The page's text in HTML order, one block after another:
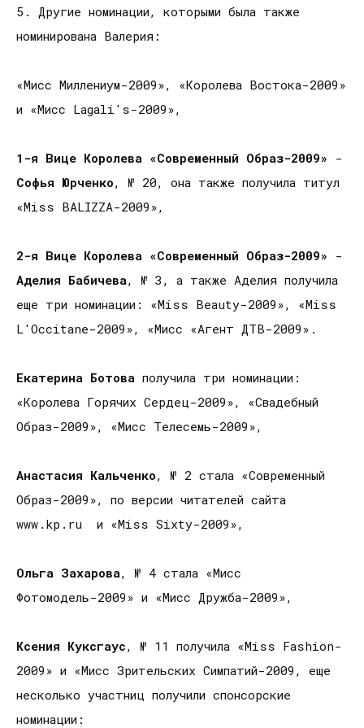
5. Другие номинации, которыми была также
номинирована Валерия:
«Мисс Миллениум-2009», «Королева Востока-2009»
и «Мисс Lagali's-2009»,
1-я Вице Королева «Современный Образ-2009» -
Софья Юрченко, № 20, она также получила титул
«Miss BALIZZA-2009»,
2-я Вице Королева «Современный Образ-2009» -
Аделия Бабичева, № 3, а также Аделия получила
еще три номинации: «Miss Beauty-2009», «Miss
L'Occitane-2009», «Мисс «Агент ДТВ-2009».
Екатерина Ботова получила три номинации:
«Королева Горячих Сердец-2009», «Свадебный
Образ-2009», «Мисс Телесемь-2009»,
Анастасия Кальченко, № 2 стала «Современный
Образ-2009», по версии читателей сайта
www.kp.ru и «Miss Sixty-2009»,
Ольга Захарова, № 4 стала «Мисс
Фотомодель-2009» и «Мисс Дружба-2009»,
Ксения Куксгаус, № 11 получила «Miss Fashion-
2009» и «Мисс Зрительских Симпатий-2009, еще
несколько участниц получили спонсорские
номинации: